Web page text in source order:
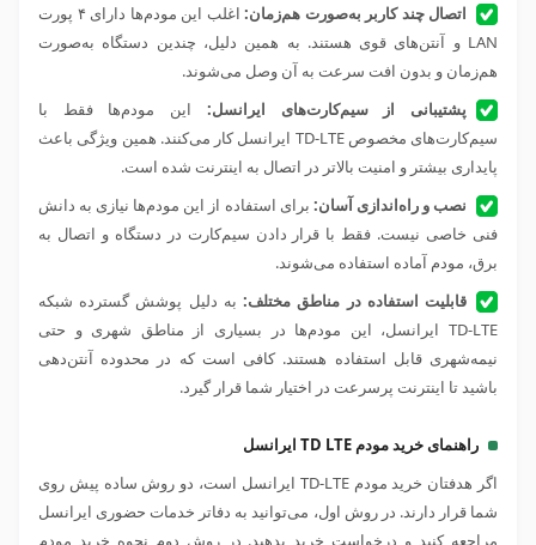
اتصال چند کاربر به‌صورت هم‌زمان:
اغلب این مودم‌ها دارای ۴ پورت
LAN و آنتن‌های قوی هستند. به همین دلیل، چندین دستگاه به‌صورت
هم‌زمان و بدون افت سرعت به آن وصل می‌شوند.
پشتیبانی از سیم‌کارت‌های ایرانسل: این مودم‌ها فقط با
سیم‌کارت‌های مخصوص TD-LTE ایرانسل کار می‌کنند. همین ویژگی باعث
پایداری بیشتر و امنیت بالاتر در اتصال به اینترنت شده است.
نصب و راه‌اندازی آسان: برای استفاده از این مودم‌ها نیازی به دانش
فنی خاصی نیست. فقط با قرار دادن سیم‌کارت در دستگاه و اتصال به
برق، مودم آماده استفاده می‌شوند.
قابلیت استفاده در مناطق مختلف:به دلیل پوشش گسترده شبکه
TD-LTE ایرانسل، این مودم‌ها در بسیاری از مناطق شهری و حتی
نیمه‌شهری قابل استفاده هستند. کافی است که در محدوده آنتن‌دهی
باشید تا اینترنت پرسرعت در اختیار شما قرار گیرد.
راهنمای خرید مودم TD LTE ایرانسل
اگر هدفتان خرید مودم TD-LTE ایرانسل است، دو روش ساده پیش روی
شما قرار دارند. در روش اول، می‌توانید به دفاتر خدمات حضوری ایرانسل
مراجعه کنید و درخواست خرید بدهید. در روش دوم نحوه خرید مودم